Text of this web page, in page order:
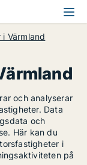
Värmland
och analyserar
Data
och
Här kan du
i
på